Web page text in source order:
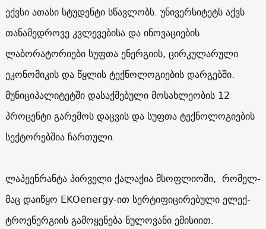
ექვსი ათასი სტუდენტი სწავლობს. უნივერსიტეტს აქვს
თანამედროვე კვლევებისა და ინოვაციების
ლაბორატორიები სუფთა ენერგიის, ცირკულარული
ეკონომიკის და წყლის ტექნოლოგიების დარგებში.
მუნიციპალიტეტში დასაქმებული მოსახლეობის 12
პროცენტი გარემოს დაცვის და სუფთა ტექნოლოგიების
სექტორებშია ჩართული.
ლა­პე­ენ­რან­ტა პირველი ქალაქია მსოფლიოში, რომელ­
მაც და­ი­წყო EKOenergy-ით სერ­ტი­ფი­ცი­რე­ბუ­ლი ელექ­
ტრო­ე­ნერ­გი­ის გა­მო­ყე­ნე­ბა ნუ­ლო­ვა­ნი ემი­სიით.